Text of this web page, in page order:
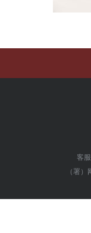
客
（署